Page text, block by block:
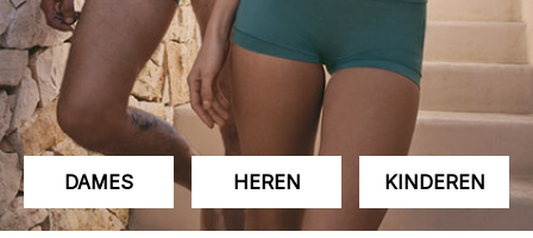
DAMES HEREN KINDEREN